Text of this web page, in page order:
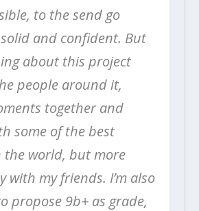
to the send go
and confident. But
about this project
people around it,
together and
some of the best
the world, but more
with my friends. I’m also
propose 9b+ as grade,